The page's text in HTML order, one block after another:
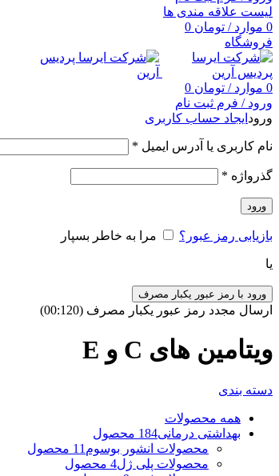
لیست علاقه مندی ها
0 موارد / تومان
فروشگاه
0 موارد / تومان
ورود / فرم ثبت نام
ورود ایجاد حساب کاربری
نام کاربری یا آدرس ایمیل *
گذرواژه *
ورود
بازیابی رمز عبور؟ مرا به خاطر بسپار
یا
ورود با رمز عبور یکبار مصرف
ارسال مجدد رمز عبور یکبار مصرف (00:
120
)
ویتامین های C و E
دسته بندی
همه محصولات
بهداشتی درمانی184 محصول
محصولات انشور بوسوم 11 محصول
محصولات پلی ژل4 محصول